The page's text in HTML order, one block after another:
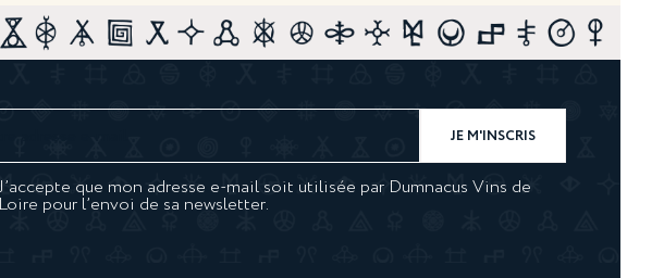
que mon adresse e-mail soit utilisée par Dumnacus Vins de
Loire pour l’envoi de sa newsletter.